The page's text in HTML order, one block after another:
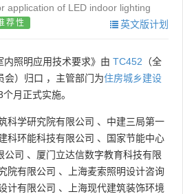
企业标准 国际标准
技术委员会
application of LED indoor lighting
荐性 英文版计划
内照明应用技术要求》由 TC452 （全
会）归口 ，主管部门为住房城乡建设
月正式实施。
科学研究院有限公司 、 中建三局第一
科环能科技有限公司 、
国家节能中心
公司 、 厦门立达信数字教育科技有限
院有限公司 、
上海麦索照明设计咨询
计有限公司 、
上海现代建筑装饰环境